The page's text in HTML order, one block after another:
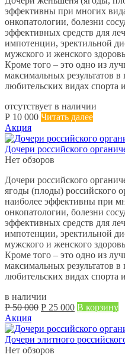
эффективны при многих
онкопатологии, болезни
эффективных средств для
импотенции, эректильной
мужского и женского
Кроме того – это одно из
максимальных результатов
любительских видах спорта
отсутствует в наличии
Р 10 000 Читать далее
Акция
Дочери российского
Нет обзоров
Дочери российского
ягоды (плоды) российского
наиболее эффективны при
онкопатологии, болезни
эффективных средств для
импотенции, эректильной
мужского и женского
Кроме того – это одно из
максимальных результатов
любительских видах спорта
в наличии
Р 50 000 Первоначальная
составляла
Р
50 000.
Р 25 000Текущая
Р
25 000.
В корзину
Акция
Дочери элитного
Нет обзоров